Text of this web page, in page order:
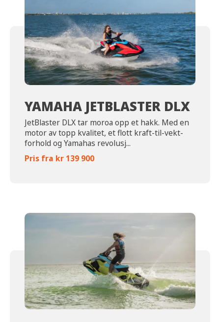
YAMAHA JETBLASTER DLX
JetBlaster DLX tar moroa opp et hakk. Med en
motor av topp kvalitet, et flott kraft-til-vekt-
forhold og Yamahas revolusj...
Pris fra kr 139 900